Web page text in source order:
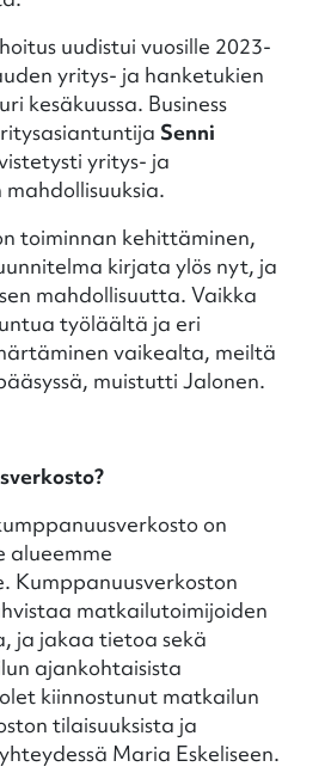
uudistui vuosille 2023-
yritys- ja hanketukien
kesäkuussa. Business
Senni
yritys- ja
toiminnan kehittäminen,
kirjata ylös nyt, ja
mahdollisuutta. Vaikka
työläältä ja eri
vaikealta, meiltä
muistutti Jalonen.
on
Kumppanuusverkoston
matkailutoimijoiden
ja jakaa tietoa sekä
ajankohtaisista
kiinnostunut matkailun
tilaisuuksista ja
Maria Eskeliseen.